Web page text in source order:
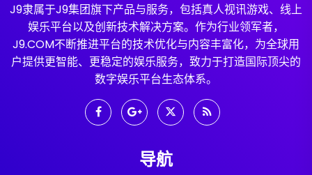
J9隶属于J9集团旗下产品与服务，包括真人视讯游戏、线上
娱乐平台以及创新技术解决方案。作为行业领军者，
J9.COM不断推进平台的技术优化与内容丰富化，为全球用
户提供更智能、更稳定的娱乐服务，致力于打造国际顶尖的
数字娱乐平台生态体系。
导航